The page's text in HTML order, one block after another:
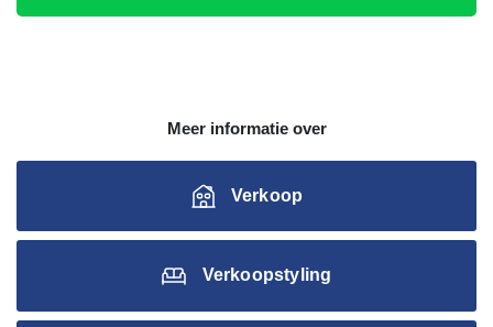
Meer informatie over
Verkoop
Verkoopstyling